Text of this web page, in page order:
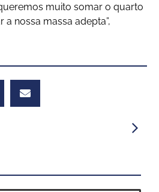
muito somar o quarto
nossa massa adepta”,